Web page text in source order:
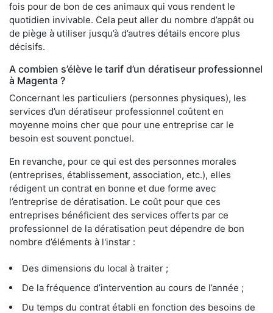
fois pour de bon de ces animaux qui vous rendent le
quotidien invivable. Cela peut aller du nombre d’appât ou
de piège à utiliser jusqu’à d’autres détails encore plus
décisifs.
A combien s’élève le tarif d’un dératiseur professionnel
à Magenta ?
Concernant les particuliers (personnes physiques), les
services d’un dératiseur professionnel coûtent en
moyenne moins cher que pour une entreprise car le
besoin est souvent ponctuel.
En revanche, pour ce qui est des personnes morales
(entreprises, établissement, association, etc.), elles
rédigent un contrat en bonne et due forme avec
l’entreprise de dératisation. Le coût pour que ces
entreprises bénéficient des services offerts par ce
professionnel de la dératisation peut dépendre de bon
nombre d’éléments à l'instar :
Des dimensions du local à traiter ;
De la fréquence d’intervention au cours de l’année ;
Du temps du contrat établi en fonction des besoins de